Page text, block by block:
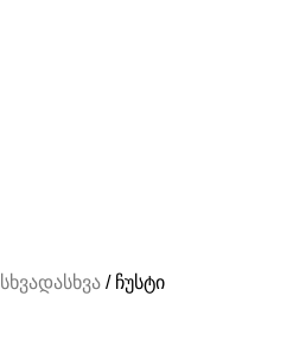
სხვადასხვა / ჩუსტი